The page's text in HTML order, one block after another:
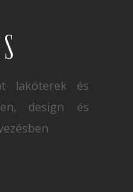
lakóterek és
design és